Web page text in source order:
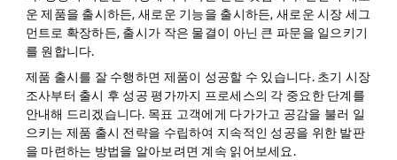
운 제품을 출시하든, 새로운 기능을 출시하든, 새로운 시장 세그
먼트로 확장하든, 출시가 작은 물결이 아닌 큰 파문을 일으키기
를 원합니다.
제품 출시를 잘 수행하면 제품이 성공할 수 있습니다. 초기 시장
조사부터 출시 후 성공 평가까지 프로세스의 각 중요한 단계를
안내해 드리겠습니다. 목표 고객에게 다가가고 공감을 불러 일
으키는 제품 출시 전략을 수립하여 지속적인 성공을 위한 발판
을 마련하는 방법을 알아보려면 계속 읽어보세요.